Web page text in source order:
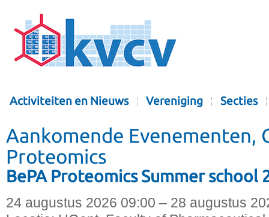
Activiteiten en Nieuws Vereniging Secties
Aankomende Evenementen,
Proteomics
BePA Proteomics Summer school
24 augustus 2026 09:00 – 28 augustus